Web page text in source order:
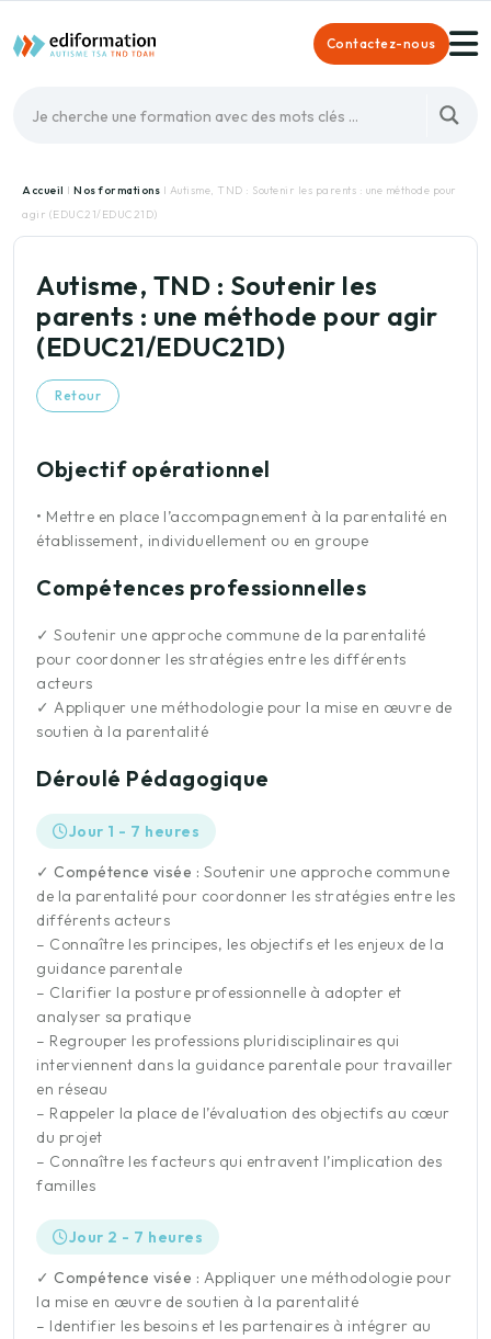
Contactez-nous
Accueil I Nos formations I Autisme, TND : Soutenir les parents : une méthode pour
agir (EDUC21/EDUC21D)
Retour
Autisme, TND : Soutenir les
parents : une méthode pour agir
(EDUC21/EDUC21D)
Objectif opérationnel
• Mettre en place l’accompagnement à la parentalité en
établissement, individuellement ou en groupe
Compétences professionnelles
✓ Soutenir une approche commune de la parentalité
pour coordonner les stratégies entre les différents
acteurs
✓ Appliquer une méthodologie pour la mise en œuvre de
soutien à la parentalité
Déroulé Pédagogique
Jour 1 - 7 heures
✓ Compétence visée : Soutenir une approche commune
de la parentalité pour coordonner les stratégies entre les
différents acteurs
– Connaître les principes, les objectifs et les enjeux de la
guidance parentale
– Clarifier la posture professionnelle à adopter et
analyser sa pratique
– Regrouper les professions pluridisciplinaires qui
interviennent dans la guidance parentale pour travailler
en réseau
– Rappeler la place de l’évaluation des objectifs au cœur
du projet
– Connaître les facteurs qui entravent l’implication des
familles
Jour 2 - 7 heures
✓ Compétence visée : Appliquer une méthodologie pour
la mise en œuvre de soutien à la parentalité
– Identifier les besoins et les partenaires à intégrer au